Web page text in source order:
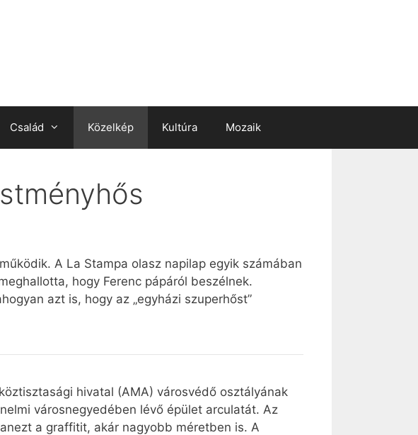
Család Közelkép Kultúra Mozaik
A La Stampa olasz napilap egyik számában
hogy Ferenc pápáról beszélnek.
azt is, hogy az „egyházi szuperhőst”
hivatal (AMA) városvédő osztályának
városnegyedében lévő épület arculatát. Az
a graffitit, akár nagyobb méretben is. A